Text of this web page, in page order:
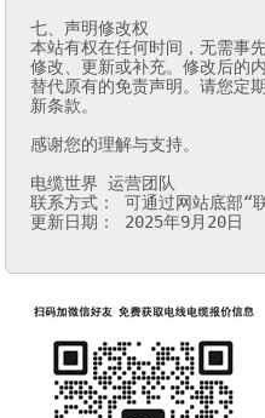
七、声明修改权
本站有权在任何时间，无需事
修改、更新或补充。修改后的
替代原有的免责声明。请您定
新条款。
感谢您的理解与支持。
电缆世界 运营团队
联系方式： 可通过网站底部“
更新日期： 2025年9月20日